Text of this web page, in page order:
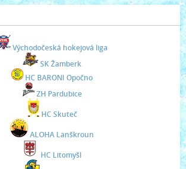
Východočeská hokejová liga
SK Žamberk
HC BARONI Opočno
ZH Pardubice
HC Skuteč
ALOHA Lanškroun
HC Litomyšl